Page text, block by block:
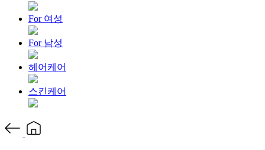
For 여성
For 남성
헤어케어
스킨케어